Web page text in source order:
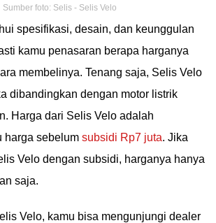
Sumber foto: Selis - Selis Velo
spesifikasi, desain, dan keunggulan
kamu penasaran berapa harganya
membelinya. Tenang saja, Selis Velo
dibandingkan dengan motor listrik
Harga dari Selis Velo adalah
harga sebelum subsidi Rp7 juta. Jika
Velo dengan subsidi, harganya hanya
saja.
Velo, kamu bisa mengunjungi dealer